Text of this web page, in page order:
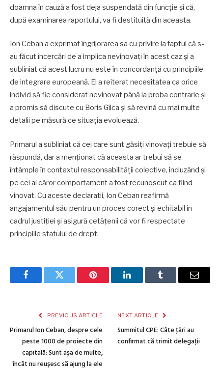
doamna în cauză a fost deja suspendată din funcție și că,
după examinarea raportului, va fi destituită din aceasta.
Ion Ceban a exprimat îngrijorarea sa cu privire la faptul că s-
au făcut încercări de a implica nevinovați în acest caz și a
subliniat că acest lucru nu este în concordanță cu principiile
de integrare europeană. El a reiterat necesitatea ca orice
individ să fie considerat nevinovat până la proba contrarie și
a promis să discute cu Boris Gîlca și să revină cu mai multe
detalii pe măsură ce situația evoluează.
Primarul a subliniat că cei care sunt găsiți vinovați trebuie să
răspundă, dar a menționat că aceasta ar trebui să se
întâmple în contextul responsabilității colective, incluzând și
pe cei al căror comportament a fost recunoscut ca fiind
vinovat. Cu aceste declarații, Ion Ceban reafirmă
angajamentul său pentru un proces corect și echitabil în
cadrul justiției și asigură cetățenii că vor fi respectate
principiile statului de drept.
FacebookTwitter Pinterest LinkedInTumblr Email
PREVIOUS ARTICLE
Primarul Ion Ceban, despre cele
peste 1000 de proiecte din
capitală: Sunt așa de multe,
încât nu reușesc să ajung la ele
NEXT ARTICLE
Summitul CPE: Câte ţări au
confirmat că trimit delegaţii